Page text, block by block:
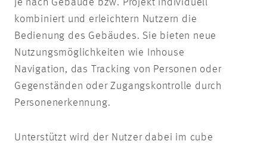
je nach Gebäude bzw. Projekt individuell
kombiniert und erleichtern Nutzern die
Bedienung des Gebäudes. Sie bieten neue
Nutzungsmöglichkeiten wie Inhouse
Navigation, das Tracking von Personen oder
Gegenständen oder Zugangskontrolle durch
Personenerkennung.
Unterstützt wird der Nutzer dabei im cube